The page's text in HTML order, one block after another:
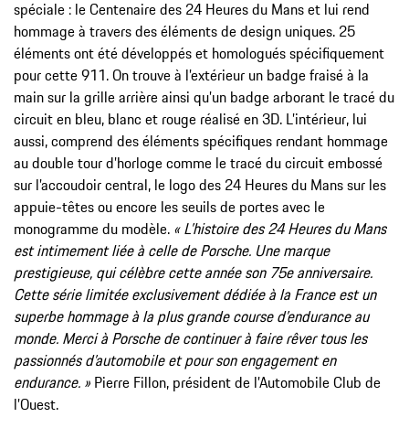
spéciale : le Centenaire des 24 Heures du Mans et lui rend
hommage à travers des éléments de design uniques. 25
éléments ont été développés et homologués spécifiquement
pour cette 911. On trouve à l’extérieur un badge fraisé à la
main sur la grille arrière ainsi qu’un badge arborant le tracé du
circuit en bleu, blanc et rouge réalisé en 3D. L’intérieur, lui
aussi, comprend des éléments spécifiques rendant hommage
au double tour d’horloge comme le tracé du circuit embossé
sur l’accoudoir central, le logo des 24 Heures du Mans sur les
appuie-têtes ou encore les seuils de portes avec le
monogramme du modèle. « L’histoire des 24 Heures du Mans
est intimement liée à celle de Porsche. Une marque
prestigieuse, qui célèbre cette année son 75e anniversaire.
Cette série limitée exclusivement dédiée à la France est un
superbe hommage à la plus grande course d’endurance au
monde. Merci à Porsche de continuer à faire rêver tous les
passionnés d’automobile et pour son engagement en
endurance. » Pierre Fillon, président de l’Automobile Club de
l’Ouest.